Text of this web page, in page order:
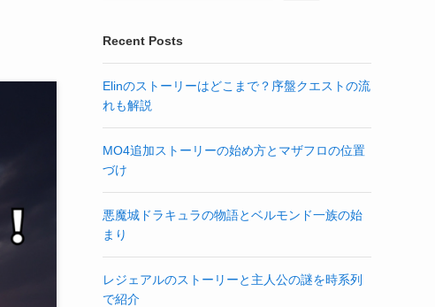
Recent Posts
Elinのストーリーはどこまで？序盤クエストの流
れも解説
MO4追加ストーリーの始め方とマザフロの位置
づけ
悪魔城ドラキュラの物語とベルモンド一族の始
まり
レジェアルのストーリーと主人公の謎を時系列
で紹介